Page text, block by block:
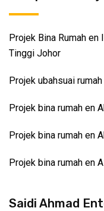
Projek Bina Rumah
Tinggi Johor
Projek ubahsuai
Projek bina rumah en
Projek bina rumah en
Projek bina rumah en
Saidi Ahmad